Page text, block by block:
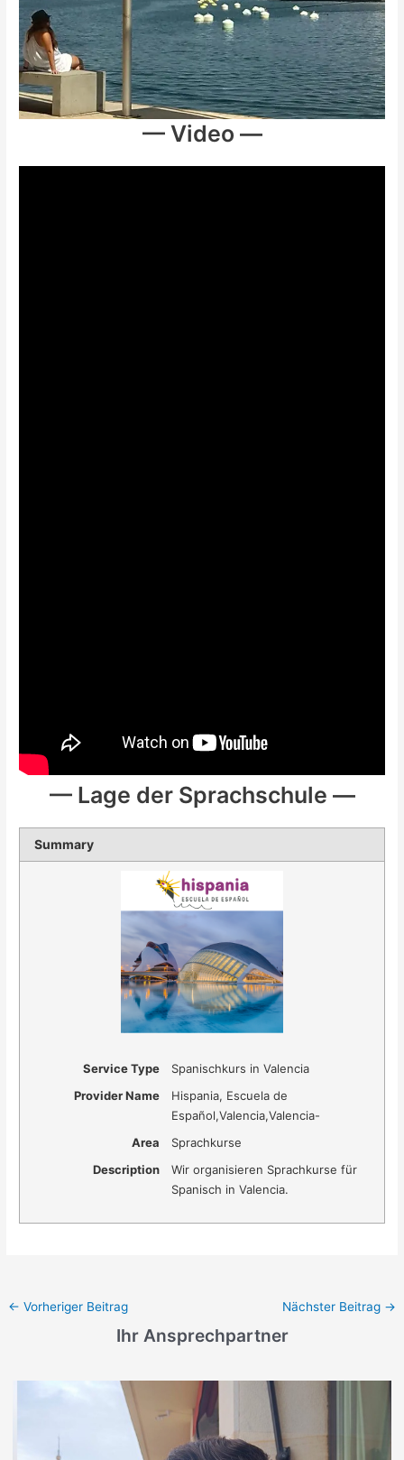
— Video —
— Lage der Sprachschule —
Summary
Service Type
Spanischkurs in Valencia
Provider Name
Hispania, Escuela de
Español,Valencia,Valencia-
Area
Sprachkurse
Description
Wir organisieren Sprachkurse für
Spanisch in Valencia.
← Vorheriger Beitrag Nächster Beitrag →
Ihr Ansprechpartner